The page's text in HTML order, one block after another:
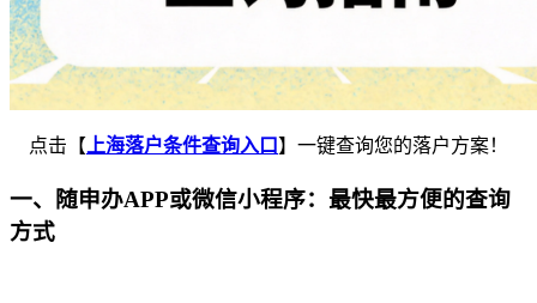
点击【 上海落户条件查询入口 】一键查询您的落户方案！
一、随申办APP或微信小程序：最快最方便的查询
方式